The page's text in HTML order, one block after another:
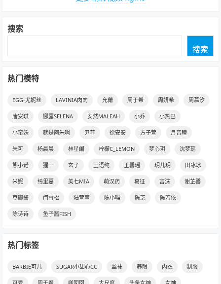
搜索
搜索
热门模特
EGG-尤妮丝 LAVINIA肉肉 允薾 周于希 周妍希 周慕汐
唐安琪 娜露SELENA 安然MALEAH 小乔 小热巴
小蛮妖 就是阿朱啊 尹菲 徐安安 方子萱 月音瞳
朱可 杨晨晨 林星阑 柠檬C_LEMON 梦心玥 沈梦瑶
熊小诺 猩一 玄子 王语纯 王馨瑶 玥儿玥 田冰冰
米妮 绮里嘉 美七MIA 萌汉药 葛征 言沫 谢芷馨
豆瓣酱 闫雪松 陆萱萱 陈小喵 陈芝 陈若依
陈诗诗 鱼子酱FISH
热门标签
BARBIE可儿 SUGAR小甜心CC 丝袜 养眼 内衣 制服